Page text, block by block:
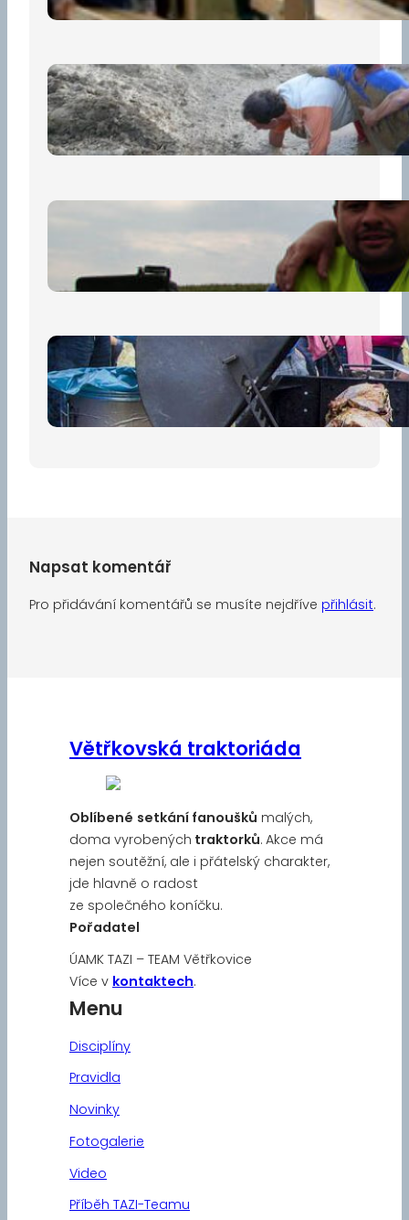
„Prase za prase“: Kdo doběhne
první, vyhraje!
30 června, 2026
Bezpečnost na prvním místě
15 května, 2026
Pro diváky
30 dubna, 2026
Napsat komentář
Pro přidávání komentářů se musíte nejdříve přihlásit.
Větřkovská traktoriáda
Oblíbené setkání fanoušků malých,
doma vyrobených traktorků. Akce má
nejen soutěžní, ale i přátelský charakter,
jde hlavně o radost
ze společného koníčku.
Pořadatel
ÚAMK TAZI – TEAM Větřkovice
Více v kontaktech.
Menu
Disciplíny
Pravidla
Novinky
Fotogalerie
Video
Příběh TAZI-Teamu